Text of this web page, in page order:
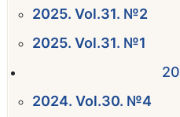
2025. Vol.31. №2
2025. Vol.31. №1
2024. Vol.30. №4